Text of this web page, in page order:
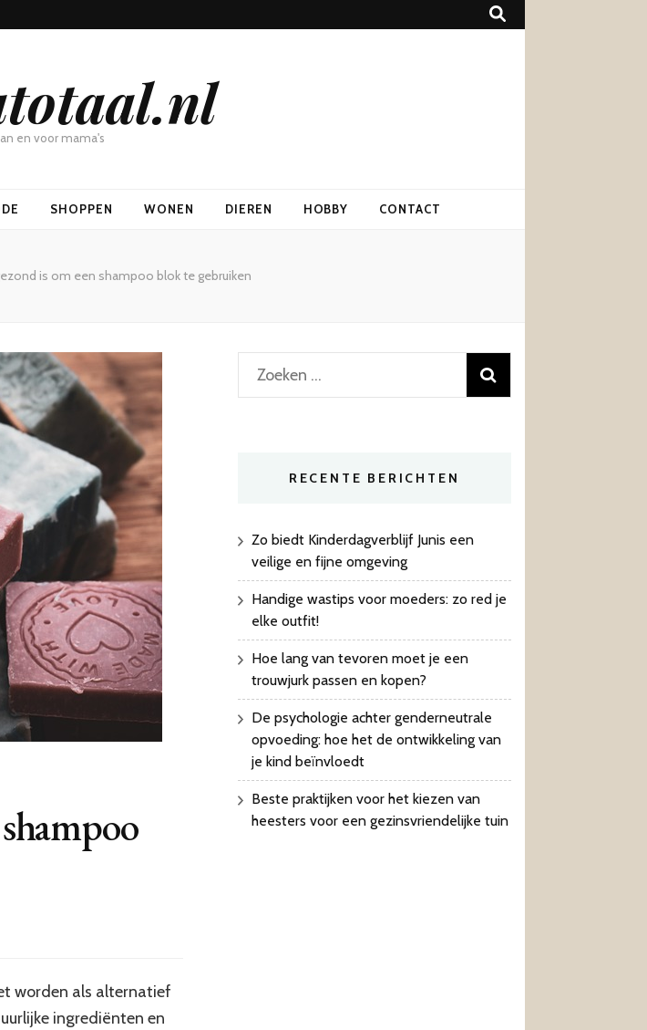
en voor mama's
SHOPPEN WONEN DIEREN HOBBY CONTACT
is om een shampoo blok te gebruiken
worden als alternatief
ingrediënten en
Zoeken
naar:
RECENTE BERICHTEN
Zo biedt Kinderdagverblijf Junis een
veilige en fijne omgeving
Handige wastips voor moeders: zo red je
elke outfit!
Hoe lang van tevoren moet je een
trouwjurk passen en kopen?
De psychologie achter genderneutrale
opvoeding: hoe het de ontwikkeling van
je kind beïnvloedt
Beste praktijken voor het kiezen van
heesters voor een gezinsvriendelijke tuin